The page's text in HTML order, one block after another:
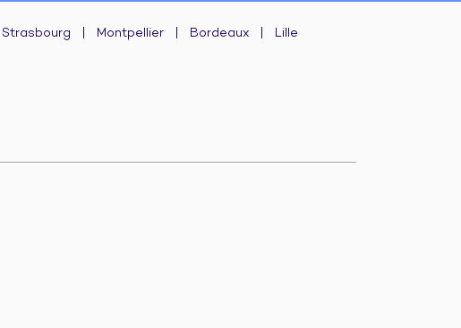
Strasbourg Montpellier Bordeaux Lille